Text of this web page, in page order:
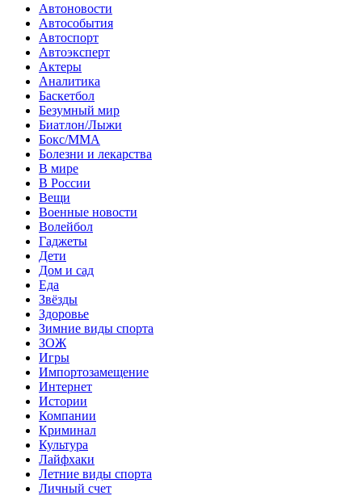
Автоновости
Автособытия
Автоспорт
Автоэксперт
Актеры
Аналитика
Баскетбол
Безумный мир
Биатлон/Лыжи
Бокс/MMA
Болезни и лекарства
В мире
В России
Вещи
Военные новости
Волейбол
Гаджеты
Дети
Дом и сад
Еда
Звёзды
Здоровье
Зимние виды спорта
ЗОЖ
Игры
Импортозамещение
Интернет
Истории
Компании
Криминал
Культура
Лайфхаки
Летние виды спорта
Личный счет